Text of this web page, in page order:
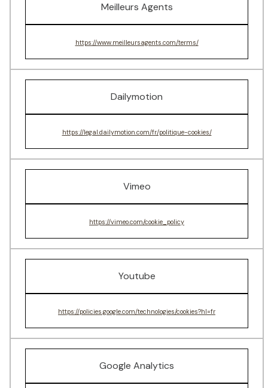
Meilleurs Agents
https://www.meilleursagents.com/terms/
Dailymotion
https://legal.dailymotion.com/fr/politique-cookies/
Vimeo
https://vimeo.com/cookie_policy
Youtube
https://policies.google.com/technologies/cookies?hl=fr
Google Analytics